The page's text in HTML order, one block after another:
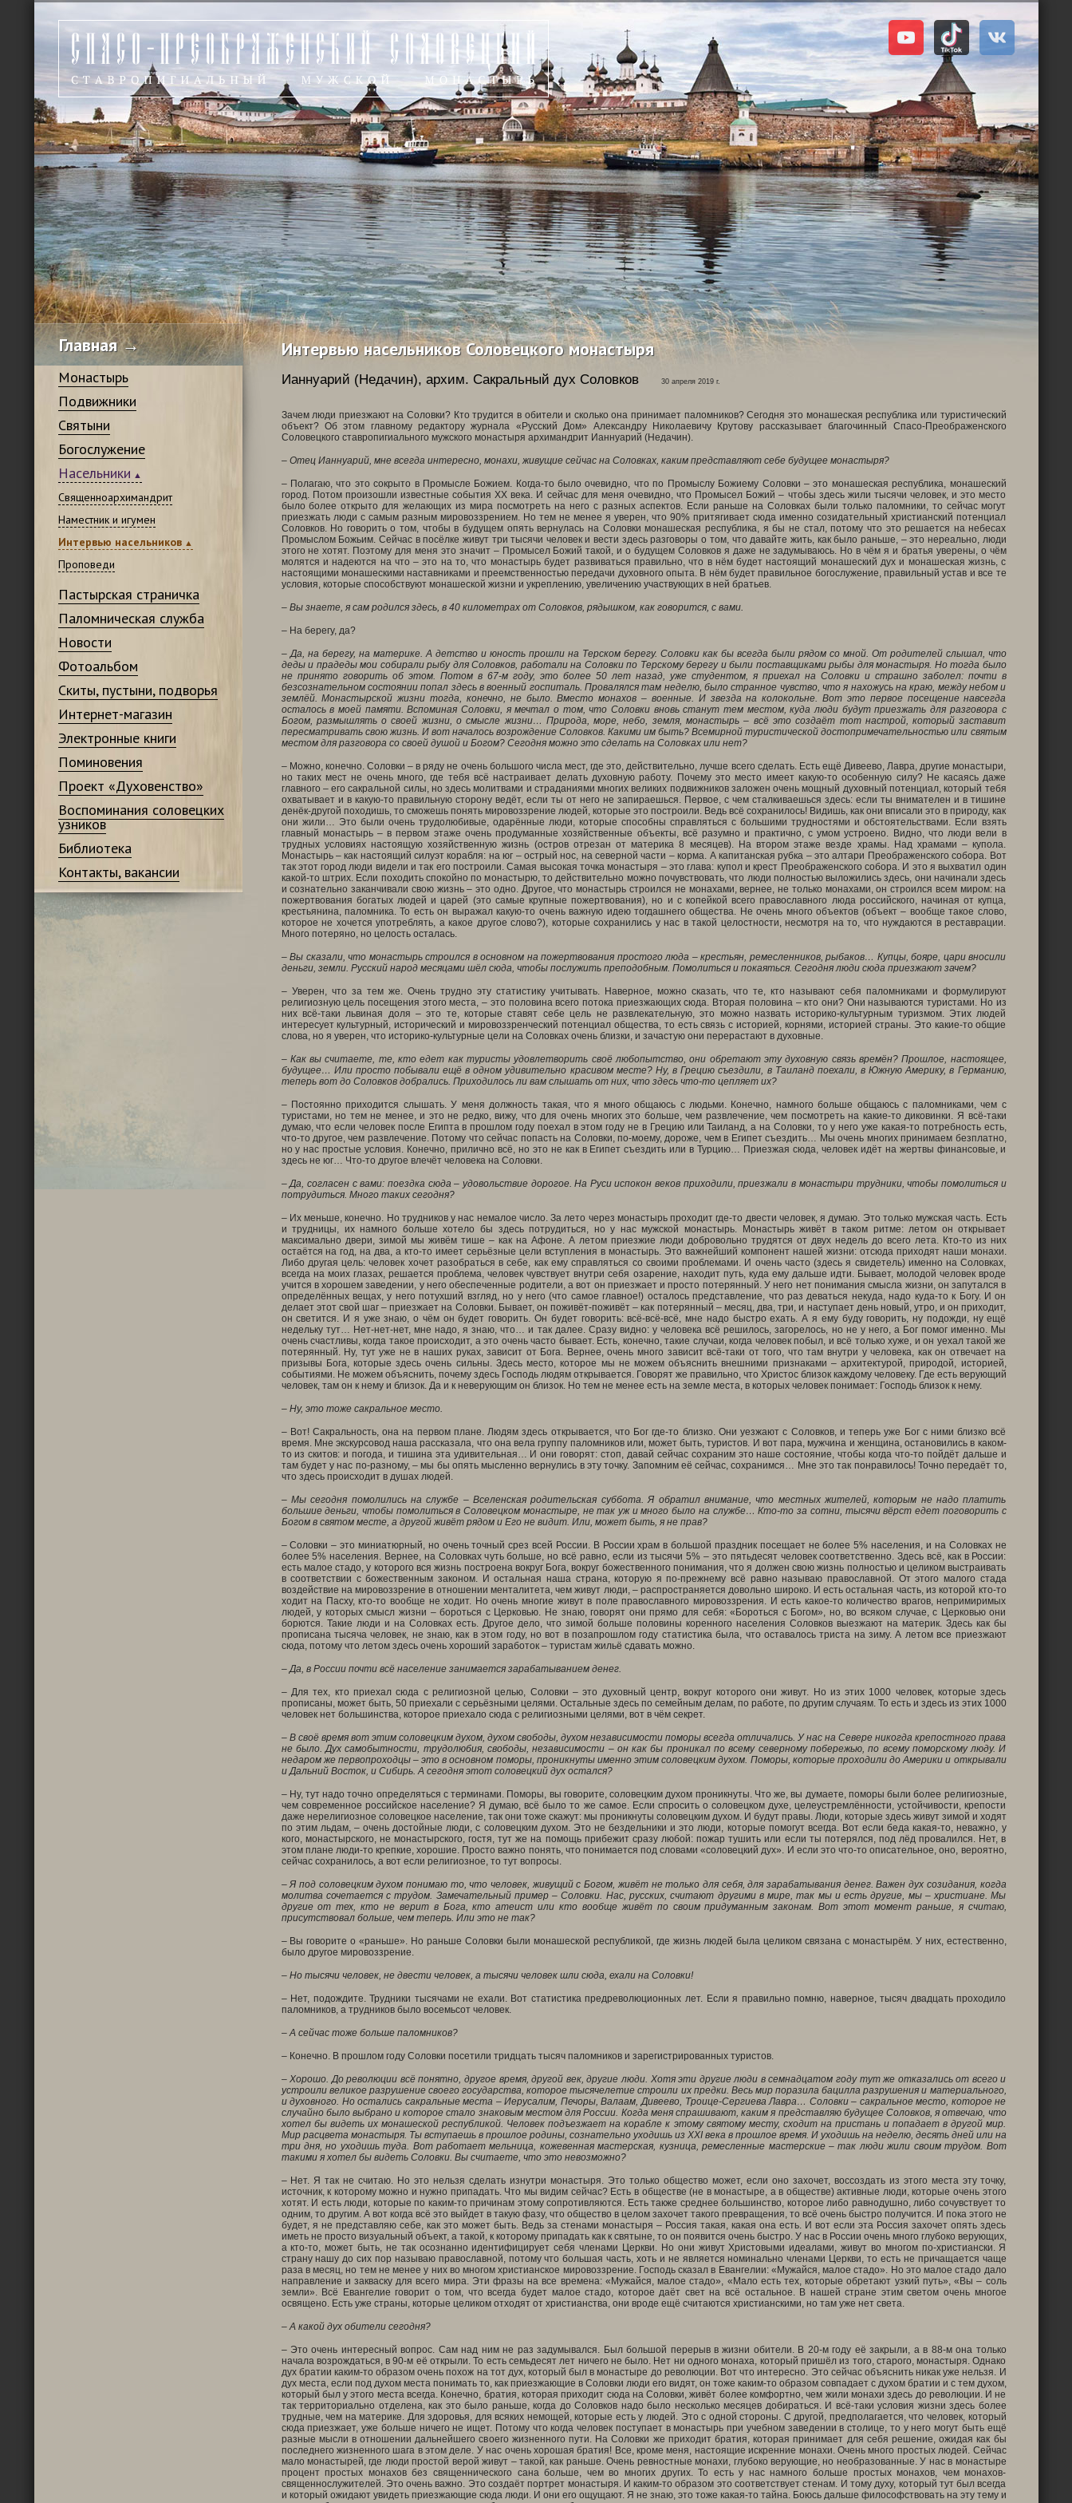
Главная →
Монастырь
Подвижники
Святыни
Богослужение
Насельники
Священноархимандрит
Наместник и игумен
Интервью насельников
Проповеди
Пастырская страничка
Паломническая служба
Новости
Фотоальбом
Скиты, пустыни, подворья
Интернет-магазин
Электронные книги
Поминовения
Проект «Духовенство»
Воспоминания соловецких
узников
Библиотека
Контакты, вакансии
Интервью насельников Соловецкого монастыря
Ианнуарий (Недачин), архим. Сакральный дух Соловков 30 апреля 2019 г.
Зачем люди приезжают на Соловки? Кто трудится в обители и сколько она принимает паломников? Сегодня это монашеская республика или туристический
объект? Об этом главному редактору журнала «Русский Дом» Александру Николаевичу Крутову рассказывает благочинный Спасо-Преображенского
Соловецкого ставропигиального мужского монастыря архимандрит Ианнуарий (Недачин).
– Отец Ианнуарий, мне всегда интересно, монахи, живущие сейчас на Соловках, каким представляют себе будущее монастыря?
– Полагаю, что это сокрыто в Промысле Божием. Когда-то было очевидно, что по Промыслу Божиему Соловки – это монашеская республика, монашеский
город. Потом произошли известные события ХХ века. И сейчас для меня очевидно, что Промысел Божий – чтобы здесь жили тысячи человек, и это место
было более открыто для желающих из мира посмотреть на него с разных аспектов. Если раньше на Соловках были только паломники, то сейчас могут
приезжать люди с самым разным мировоззрением. Но тем не менее я уверен, что 90% притягивает сюда именно созидательный христианский потенциал
Соловков. Но говорить о том, чтобы в будущем опять вернулась на Соловки монашеская республика, я бы не стал, потому что это решается на небесах
Промыслом Божьим. Сейчас в посёлке живут три тысячи человек и вести здесь разговоры о том, что давайте жить, как было раньше, – это нереально, люди
этого не хотят. Поэтому для меня это значит – Промысел Божий такой, и о будущем Соловков я даже не задумываюсь. Но в чём я и братья уверены, о чём
молятся и надеются на что – это на то, что монастырь будет развиваться правильно, что в нём будет настоящий монашеский дух и монашеская жизнь, с
настоящими монашескими наставниками и преемственностью передачи духовного опыта. В нём будет правильное богослужение, правильный устав и все те
условия, которые способствуют монашеской жизни и укреплению, увеличению участвующих в ней братьев.
– Вы знаете, я сам родился здесь, в 40 километрах от Соловков, рядышком, как говорится, с вами.
– На берегу, да?
– Да, на берегу, на материке. А детство и юность прошли на Терском берегу. Соловки как бы всегда были рядом со мной. От родителей слышал, что
деды и прадеды мои собирали рыбу для Соловков, работали на Соловки по Терскому берегу и были поставщиками рыбы для монастыря. Но тогда было
не принято говорить об этом. Потом в 67-м году, это более 50 лет назад, уже студентом, я приехал на Соловки и страшно заболел: почти в
безсознательном состоянии попал здесь в военный госпиталь. Провалялся там неделю, было странное чувство, что я нахожусь на краю, между небом и
землёй. Монастырской жизни тогда, конечно, не было. Вместо монахов – военные. И звезда на колокольне. Вот это первое посещение навсегда
осталось в моей памяти. Вспоминая Соловки, я мечтал о том, что Соловки вновь станут тем местом, куда люди будут приезжать для разговора с
Богом, размышлять о своей жизни, о смысле жизни… Природа, море, небо, земля, монастырь – всё это создаёт тот настрой, который заставит
пересматривать свою жизнь. И вот началось возрождение Соловков. Какими им быть? Всемирной туристической достопримечательностью или святым
местом для разговора со своей душой и Богом? Сегодня можно это сделать на Соловках или нет?
– Можно, конечно. Соловки – в ряду не очень большого числа мест, где это, действительно, лучше всего сделать. Есть ещё Дивеево, Лавра, другие монастыри,
но таких мест не очень много, где тебя всё настраивает делать духовную работу. Почему это место имеет какую-то особенную силу? Не касаясь даже
главного – его сакральной силы, но здесь молитвами и страданиями многих великих подвижников заложен очень мощный духовный потенциал, который тебя
охватывает и в какую-то правильную сторону ведёт, если ты от него не запираешься. Первое, с чем сталкиваешься здесь: если ты внимателен и в тишине
денёк-другой походишь, то сможешь понять мировоззрение людей, которые это построили. Ведь всё сохранилось! Видишь, как они вписали это в природу, как
они жили… Это были очень трудолюбивые, одарённые люди, которые способны справляться с большими трудностями и обстоятельствами. Если взять
главный монастырь – в первом этаже очень продуманные хозяйственные объекты, всё разумно и практично, с умом устроено. Видно, что люди вели в
трудных условиях настоящую хозяйственную жизнь (остров отрезан от материка 8 месяцев). На втором этаже везде храмы. Над храмами – купола.
Монастырь – как настоящий силуэт корабля: на юг – острый нос, на северной части – корма. А капитанская рубка – это алтари Преображенского собора. Вот
так этот город люди видели и так его построили. Самая высокая точка монастыря – это глава: купол и крест Преображенского собора. И это я выхватил один
какой-то штрих. Если походить спокойно по монастырю, то действительно можно почувствовать, что люди полностью выложились здесь, они начинали здесь
и сознательно заканчивали свою жизнь – это одно. Другое, что монастырь строился не монахами, вернее, не только монахами, он строился всем миром: на
пожертвования богатых людей и царей (это самые крупные пожертвования), но и с копейкой всего православного люда российского, начиная от купца,
крестьянина, паломника. То есть он выражал какую-то очень важную идею тогдашнего общества. Не очень много объектов (объект – вообще такое слово,
которое не хочется употреблять, а какое другое слово?), которые сохранились у нас в такой целостности, несмотря на то, что нуждаются в реставрации.
Много потеряно, но целость осталась.
– Вы сказали, что монастырь строился в основном на пожертвования простого люда – крестьян, ремесленников, рыбаков… Купцы, бояре, цари вносили
деньги, земли. Русский народ месяцами шёл сюда, чтобы послужить преподобным. Помолиться и покаяться. Сегодня люди сюда приезжают зачем?
– Уверен, что за тем же. Очень трудно эту статистику учитывать. Наверное, можно сказать, что те, кто называют себя паломниками и формулируют
религиозную цель посещения этого места, – это половина всего потока приезжающих сюда. Вторая половина – кто они? Они называются туристами. Но из
них всё-таки львиная доля – это те, которые ставят себе цель не развлекательную, это можно назвать историко-культурным туризмом. Этих людей
интересует культурный, исторический и мировоззренческий потенциал общества, то есть связь с историей, корнями, историей страны. Это какие-то общие
слова, но я уверен, что историко-культурные цели на Соловках очень близки, и зачастую они перерастают в духовные.
– Как вы считаете, те, кто едет как туристы удовлетворить своё любопытство, они обретают эту духовную связь времён? Прошлое, настоящее,
будущее… Или просто побывали ещё в одном удивительно красивом месте? Ну, в Грецию съездили, в Таиланд поехали, в Южную Америку, в Германию,
теперь вот до Соловков добрались. Приходилось ли вам слышать от них, что здесь что-то цепляет их?
– Постоянно приходится слышать. У меня должность такая, что я много общаюсь с людьми. Конечно, намного больше общаюсь с паломниками, чем с
туристами, но тем не менее, и это не редко, вижу, что для очень многих это больше, чем развлечение, чем посмотреть на какие-то диковинки. Я всё-таки
думаю, что если человек после Египта в прошлом году поехал в этом году не в Грецию или Таиланд, а на Соловки, то у него уже какая-то потребность есть,
что-то другое, чем развлечение. Потому что сейчас попасть на Соловки, по-моему, дороже, чем в Египет съездить… Мы очень многих принимаем безплатно,
но у нас простые условия. Конечно, прилично всё, но это не как в Египет съездить или в Турцию… Приезжая сюда, человек идёт на жертвы финансовые, и
здесь не юг… Что-то другое влечёт человека на Соловки.
– Да, согласен с вами: поездка сюда – удовольствие дорогое. На Руси испокон веков приходили, приезжали в монастыри трудники, чтобы помолиться и
потрудиться. Много таких сегодня?
– Их меньше, конечно. Но трудников у нас немалое число. За лето через монастырь проходит где-то двести человек, я думаю. Это только мужская часть. Есть
и трудницы, их намного больше хотело бы здесь потрудиться, но у нас мужской монастырь. Монастырь живёт в таком ритме: летом он открывает
максимально двери, зимой мы живём тише – как на Афоне. А летом приезжие люди добровольно трудятся от двух недель до всего лета. Кто-то из них
остаётся на год, на два, а кто-то имеет серьёзные цели вступления в монастырь. Это важнейший компонент нашей жизни: отсюда приходят наши монахи.
Либо другая цель: человек хочет разобраться в себе, как ему справляться со своими проблемами. И очень часто (здесь я свидетель) именно на Соловках,
всегда на моих глазах, решается проблема, человек чувствует внутри себя озарение, находит путь, куда ему дальше идти. Бывает, молодой человек вроде
учится в хорошем заведении, у него обеспеченные родители, а вот он приезжает и просто потерянный. У него нет понимания смысла жизни, он запутался в
определённых вещах, у него потухший взгляд, но у него (что самое главное!) осталось представление, что раз деваться некуда, надо куда-то к Богу. И он
делает этот свой шаг – приезжает на Соловки. Бывает, он поживёт-поживёт – как потерянный – месяц, два, три, и наступает день новый, утро, и он приходит,
он светится. И я уже знаю, о чём он будет говорить. Он будет говорить: всё-всё-всё, мне надо быстро ехать. А я ему буду говорить, ну подожди, ну ещё
недельку тут… Нет-нет-нет, мне надо, я знаю, что… и так далее. Сразу видно: у человека всё решилось, загорелось, но не у него, а Бог помог именно. Мы
очень счастливы, когда такое происходит, а это очень часто бывает. Есть, конечно, такие случаи, когда человек побыл, и всё только хуже, и он уехал такой же
потерянный. Ну, тут уже не в наших руках, зависит от Бога. Вернее, очень много зависит всё-таки от того, что там внутри у человека, как он отвечает на
призывы Бога, которые здесь очень сильны. Здесь место, которое мы не можем объяснить внешними признаками – архитектурой, природой, историей,
событиями. Не можем объяснить, почему здесь Господь людям открывается. Говорят же правильно, что Христос близок каждому человеку. Где есть верующий
человек, там он к нему и близок. Да и к неверующим он близок. Но тем не менее есть на земле места, в которых человек понимает: Господь близок к нему.
– Ну, это тоже сакральное место.
– Вот! Сакральность, она на первом плане. Людям здесь открывается, что Бог где-то близко. Они уезжают с Соловков, и теперь уже Бог с ними близко всё
время. Мне экскурсовод наша рассказала, что она вела группу паломников или, может быть, туристов. И вот пара, мужчина и женщина, остановились в каком-
то из скитов: и погода, и тишина эта удивительная… И они говорят: стоп, давай сейчас сохраним это наше состояние, чтобы когда что-то пойдёт дальше и
там будет у нас по-разному, – мы бы опять мысленно вернулись в эту точку. Запомним её сейчас, сохранимся… Мне это так понравилось! Точно передаёт то,
что здесь происходит в душах людей.
– Мы сегодня помолились на службе – Вселенская родительская суббота. Я обратил внимание, что местных жителей, которым не надо платить
большие деньги, чтобы помолиться в Соловецком монастыре, не так уж и много было на службе… Кто-то за сотни, тысячи вёрст едет поговорить с
Богом в святом месте, а другой живёт рядом и Его не видит. Или, может быть, я не прав?
– Соловки – это миниатюрный, но очень точный срез всей России. В России храм в большой праздник посещает не более 5% населения, и на Соловках не
более 5% населения. Вернее, на Соловках чуть больше, но всё равно, если из тысячи 5% – это пятьдесят человек соответственно. Здесь всё, как в России:
есть малое стадо, у которого вся жизнь построена вокруг Бога, вокруг божественного понимания, что я должен свою жизнь полностью и целиком выстраивать
в соответствии с божественным законом. И остальная наша страна, которую я по-прежнему всё равно называю православной. От этого малого стада
воздействие на мировоззрение в отношении менталитета, чем живут люди, – распространяется довольно широко. И есть остальная часть, из которой кто-то
ходит на Пасху, кто-то вообще не ходит. Но очень многие живут в поле православного мировоззрения. И есть какое-то количество врагов, непримиримых
людей, у которых смысл жизни – бороться с Церковью. Не знаю, говорят они прямо для себя: «Бороться с Богом», но, во всяком случае, с Церковью они
борются. Такие люди и на Соловках есть. Другое дело, что зимой больше половины коренного населения Соловков выезжают на материк. Здесь как бы
прописана тысяча человек, не знаю, как в этом году, но вот в позапрошлом году статистика была, что оставалось триста на зиму. А летом все приезжают
сюда, потому что летом здесь очень хороший заработок – туристам жильё сдавать можно.
– Да, в России почти всё население занимается зарабатыванием денег.
– Для тех, кто приехал сюда с религиозной целью, Соловки – это духовный центр, вокруг которого они живут. Но из этих 1000 человек, которые здесь
прописаны, может быть, 50 приехали с серьёзными целями. Остальные здесь по семейным делам, по работе, по другим случаям. То есть и здесь из этих 1000
человек нет большинства, которое приехало сюда с религиозными целями, вот в чём секрет.
– В своё время вот этим соловецким духом, духом свободы, духом независимости поморы всегда отличались. У нас на Севере никогда крепостного права
не было. Дух самобытности, трудолюбия, свободы, независимости – он как бы проникал по всему северному побережью, по всему поморскому люду. И
недаром же первопроходцы – это в основном поморы, проникнуты именно этим соловецким духом. Поморы, которые проходили до Америки и открывали
и Дальний Восток, и Сибирь. А сегодня этот соловецкий дух остался?
– Ну, тут надо точно определяться с терминами. Поморы, вы говорите, соловецким духом проникнуты. Что же, вы думаете, поморы были более религиозные,
чем современное российское население? Я думаю, всё было то же самое. Если спросить о соловецком духе, целеустремлённости, устойчивости, крепости
даже нерелигиозное соловецкое население, так они тоже скажут: мы проникнуты соловецким духом. И будут правы. Люди, которые здесь живут зимой и ходят
по этим льдам, – очень достойные люди, с соловецким духом. Это не бездельники и это люди, которые помогут всегда. Вот если беда какая-то, неважно, у
кого, монастырского, не монастырского, гостя, тут же на помощь прибежит сразу любой: пожар тушить или если ты потерялся, под лёд провалился. Нет, в
этом плане люди-то крепкие, хорошие. Просто важно понять, что понимается под словами «соловецкий дух». И если это что-то описательное, оно, вероятно,
сейчас сохранилось, а вот если религиозное, то тут вопросы.
– Я под соловецким духом понимаю то, что человек, живущий с Богом, живёт не только для себя, для зарабатывания денег. Важен дух созидания, когда
молитва сочетается с трудом. Замечательный пример – Соловки. Нас, русских, считают другими в мире, так мы и есть другие, мы – христиане. Мы
другие от тех, кто не верит в Бога, кто атеист или кто вообще живёт по своим придуманным законам. Вот этот момент раньше, я считаю,
присутствовал больше, чем теперь. Или это не так?
– Вы говорите о «раньше». Но раньше Соловки были монашеской республикой, где жизнь людей была целиком связана с монастырём. У них, естественно,
было другое мировоззрение.
– Но тысячи человек, не двести человек, а тысячи человек шли сюда, ехали на Соловки!
– Нет, подождите. Трудники тысячами не ехали. Вот статистика предреволюционных лет. Если я правильно помню, наверное, тысяч двадцать проходило
паломников, а трудников было восемьсот человек.
– А сейчас тоже больше паломников?
– Конечно. В прошлом году Соловки посетили тридцать тысяч паломников и зарегистрированных туристов.
– Хорошо. До революции всё понятно, другое время, другой век, другие люди. Хотя эти другие люди в семнадцатом году тут же отказались от всего и
устроили великое разрушение своего государства, которое тысячелетие строили их предки. Весь мир поразила бацилла разрушения и материального,
и духовного. Но остались сакральные места – Иерусалим, Печоры, Валаам, Дивеево, Троице-Сергиева Лавра… Соловки – сакральное место, которое не
случайно было выбрано и которое стало знаковым местом для России. Когда меня спрашивают, каким я представляю будущее Соловков, я отвечаю, что
хотел бы видеть их монашеской республикой. Человек подъезжает на корабле к этому святому месту, сходит на пристань и попадает в другой мир.
Мир расцвета монастыря. Ты вступаешь в прошлое родины, сознательно уходишь из XXIвека в прошлое время. И уходишь на неделю, десять дней или на
три дня, но уходишь туда. Вот работает мельница, кожевенная мастерская, кузница, ремесленные мастерские – так люди жили своим трудом. Вот
такими я хотел бы видеть Соловки. Вы считаете, что это невозможно?
– Нет. Я так не считаю. Но это нельзя сделать изнутри монастыря. Это только общество может, если оно захочет, воссоздать из этого места эту точку,
источник, к которому можно и нужно припадать. Что мы видим сейчас? Есть в обществе (не в монастыре, а в обществе) активные люди, которые очень этого
хотят. И есть люди, которые по каким-то причинам этому сопротивляются. Есть также среднее большинство, которое либо равнодушно, либо сочувствует то
одним, то другим. А вот когда всё это выйдет в такую фазу, что общество в целом захочет такого превращения, то всё очень быстро получится. И пока этого не
будет, я не представляю себе, как это может быть. Ведь за стенами монастыря – Россия такая, какая она есть. И вот если эта Россия захочет опять здесь
иметь не просто визуальный объект, а такой, к которому припадать как к святыне, то он появится очень быстро. У нас в России очень много глубоко верующих,
а кто-то, может быть, не так осознанно идентифицирует себя членами Церкви. Но они живут Христовыми идеалами, живут во многом по-христиански. Я
страну нашу до сих пор называю православной, потому что большая часть, хоть и не является номинально членами Церкви, то есть не причащается чаще
раза в месяц, но тем не менее у них во многом христианское мировоззрение. Господь сказал в Евангелии: «Мужайся, малое стадо». Но это малое стадо дало
направление и закваску для всего мира. Эти фразы на все времена: «Мужайся, малое стадо», «Мало есть тех, которые обретают узкий путь», «Вы – соль
земли». Всё Евангелие говорит о том, что всегда будет малое стадо, которое даёт свет на всё остальное. В нашей стране этим светом очень многое
освящено. Есть уже страны, которые целиком отходят от христианства, они вроде ещё считаются христианскими, но там уже нет света.
– А какой дух обители сегодня?
– Это очень интересный вопрос. Сам над ним не раз задумывался. Был большой перерыв в жизни обители. В 20-м году её закрыли, а в 88-м она только
начала возрождаться, в 90-м её открыли. То есть семьдесят лет ничего не было. Нет ни одного монаха, который пришёл из того, старого, монастыря. Однако
дух братии каким-то образом очень похож на тот дух, который был в монастыре до революции. Вот что интересно. Это сейчас объяснить никак уже нельзя. И
дух места, если под духом места понимать то, как приезжающие в Соловки люди его видят, он тоже каким-то образом совпадает с духом братии и с тем духом,
который был у этого места всегда. Конечно, братия, которая приходит сюда на Соловки, живёт более комфортно, чем жили монахи здесь до революции. И не
так территориально отделена, как это было раньше, когда до Соловков надо было несколько месяцев добираться. И всё-таки условия жизни здесь более
трудные, чем на материке. Для здоровья, для всяких немощей, которые есть у людей. Это с одной стороны. С другой, предполагается, что человек, который
сюда приезжает, уже больше ничего не ищет. Потому что когда человек поступает в монастырь при учебном заведении в столице, то у него могут быть ещё
разные мысли в отношении дальнейшего своего жизненного пути. На Соловки же приходит братия, которая принимает для себя решение, ожидая как бы
последнего жизненного шага в этом деле. У нас очень хорошая братия! Все, кроме меня, настоящие искренние монахи. Очень много простых людей. Сейчас
мало монастырей, где люди простой верой живут – такой, как раньше. Очень ревностные монахи, глубоко верующие, но необразованные. У нас в монастыре
процент простых монахов без священнического сана больше, чем во многих других. То есть у нас намного больше простых монахов, чем монахов-
священнослужителей. Это очень важно. Это создаёт портрет монастыря. И каким-то образом это соответствует стенам. И тому духу, который тут был всегда
и который ожидают увидеть приезжающие сюда люди. И они его ощущают. Я не знаю, это тоже какая-то тайна. Боюсь дальше философствовать на эту тему и